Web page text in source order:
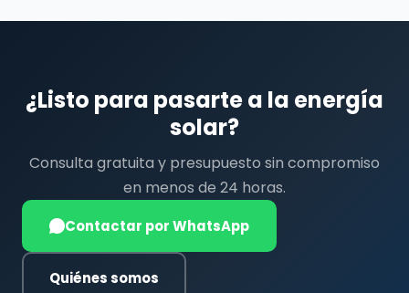
¿Listo para pasarte a la energía
solar?
Consulta gratuita y presupuesto sin compromiso
en menos de 24 horas.
Contactar por WhatsApp
Quiénes somos